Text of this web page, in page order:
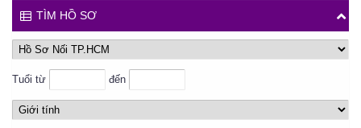
TÌM HỒ SƠ
Tuổi từ đến